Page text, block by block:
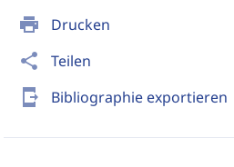
print Drucken
share Teilen
send_to_mobile Bibliographie exportieren